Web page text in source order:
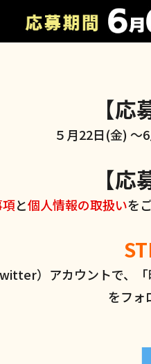
【応
５月22日(金) ～
【応
と個人情報の取扱いを
）アカウントで、
をフォ